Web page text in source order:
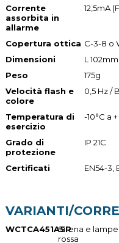
Corrente
assorbita in
allarme
12,5mA
Copertura ottica C-3-8 o
Dimensioni
L
Peso
175g
Velocità flash e
colore
0,5 Hz /
Temperatura di
esercizio
-10°C a
Grado di
protezione
IP 21C
Certificati EN54-3,
VARIANTI/
WCTCA451ASRSirena e
rossa